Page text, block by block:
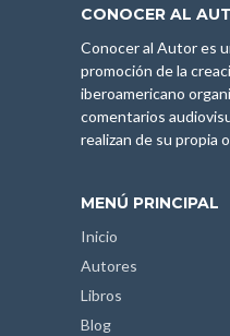
CONOCER AL
Conocer al Autor es
promoción de la
iberoamericano
comentarios
realizan de su propia
MENÚ PRINCIPAL
Inicio
Autores
Libros
Blog